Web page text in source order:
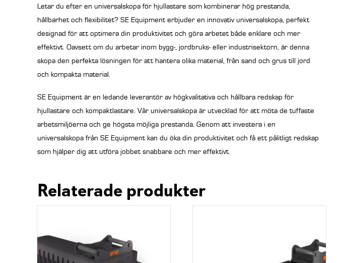
Letar du efter en universalskopa för hjullastare som kombinerar hög prestanda,
hållbarhet och flexibilitet? SE Equipment erbjuder en innovativ universalskopa, perfekt
designad för att optimera din produktivitet och göra arbetet både enklare och mer
effektivt. Oavsett om du arbetar inom bygg-, jordbruks- eller industrisektorn, är denna
skopa den perfekta lösningen för att hantera olika material, från sand och grus till jord
och kompakta material.
SE Equipment är en ledande leverantör av högkvalitativa och hållbara redskap för
hjullastare och kompaktlastare. Vår universalskopa är utvecklad för att möta de tuffaste
arbetsmiljöerna och ge högsta möjliga prestanda. Genom att investera i en
universalskopa från SE Equipment kan du öka din produktivitet och få ett pålitligt redskap
som hjälper dig att utföra jobbet snabbare och mer effektivt.
Relaterade produkter